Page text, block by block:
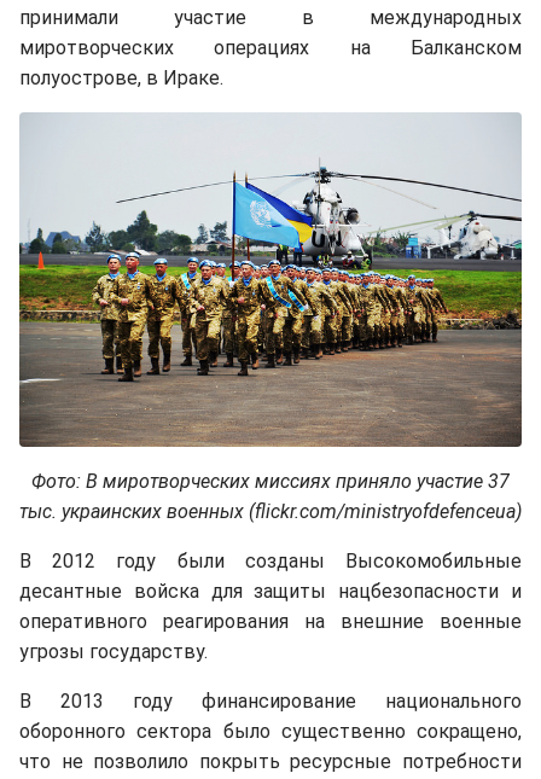
принимали участие в международных
миротворческих операциях на Балканском
полуострове, в Ираке.
Фото: В миротворческих миссиях приняло участие 37
тыс. украинских военных (flickr.com/ministryofdefenceua)
В 2012 году были созданы Высокомобильные
десантные войска для защиты нацбезопасности и
оперативного реагирования на внешние военные
угрозы государству.
В 2013 году финансирование национального
оборонного сектора было существенно сокращено,
что не позволило покрыть ресурсные потребности